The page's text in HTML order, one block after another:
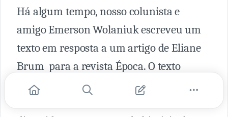
Há algum tempo, nosso colunista e
amigo Emerson Wolaniuk escreveu um
texto em resposta a um artigo de Eliane
Brum para a revista Época. O texto
intitulado "
Porque as pessoas chamam